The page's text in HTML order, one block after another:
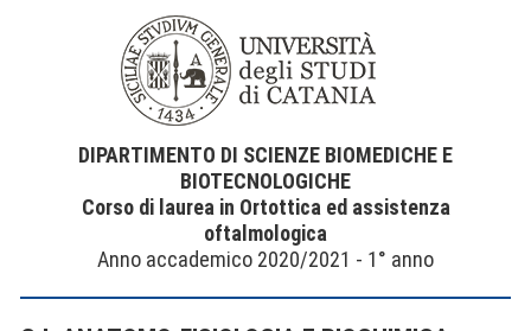
DIPARTIMENTO DI SCIENZE BIOMEDICHE E
BIOTECNOLOGICHE
Corso di laurea in Ortottica ed assistenza
oftalmologica
Anno accademico 2020/2021 - 1° anno